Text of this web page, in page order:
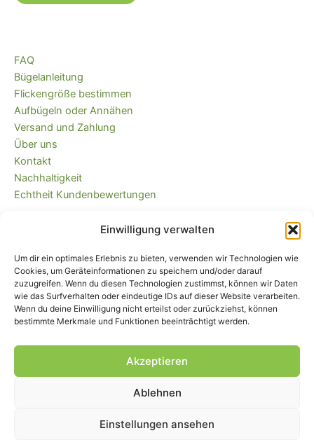
Einwilligung verwalten
Um dir ein optimales Erlebnis zu bieten, verwenden wir Technologien wie
Cookies, um Geräteinformationen zu speichern und/oder darauf
zuzugreifen. Wenn du diesen Technologien zustimmst, können wir Daten
wie das Surfverhalten oder eindeutige IDs auf dieser Website verarbeiten.
Wenn du deine Einwilligung nicht erteilst oder zurückziehst, können
bestimmte Merkmale und Funktionen beeinträchtigt werden.
Akzeptieren
Ablehnen
Einstellungen ansehen
FAQ
Bügelanleitung
Flickengröße bestimmen
Aufbügeln oder Annähen
Versand und Zahlung
Über uns
Kontakt
Nachhaltigkeit
Echtheit Kundenbewertungen
Kaufvertrag widerrufen
Versandkostenfrei ab 35 EUR (DE) und
immer plastikfrei verpackt!
Widerrufsbelehrung und -formular
© Piratenbande - Hosenflicken, Knieflicken, Bügelflicken, 2026